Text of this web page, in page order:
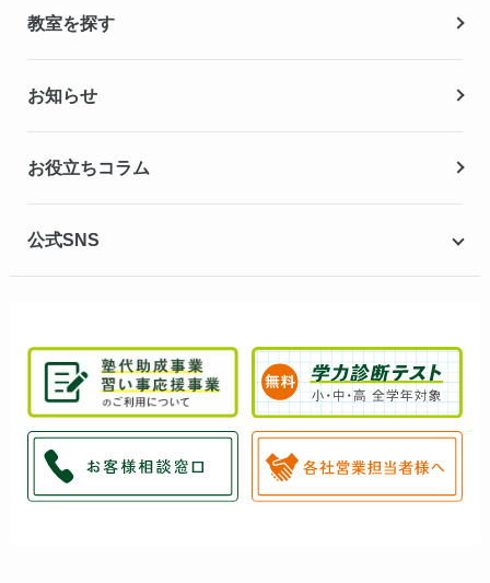
高校生の個別指導コース
冬期講習
教室を探す
お知らせ
お役立ちコラム
公式SNS